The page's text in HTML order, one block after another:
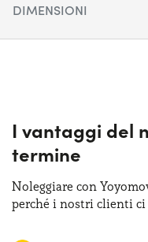
Segmento:
Cambio: Manuale
Trazione:
Posti auto: 5
Display
Fari anteriori LED
DIMENSIONI
Altezza: 155 cm
Bagagliaio (max):
Bagagliaio (min):
I vantaggi del
termine
Noleggiare con
perché i nostri clienti ci